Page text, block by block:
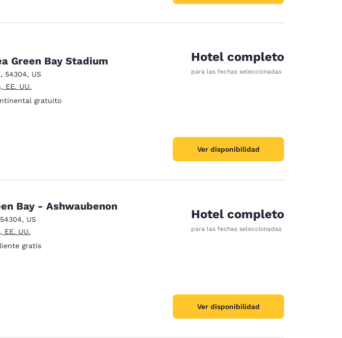
Green Bay Stadium
, 54304, US
EE. UU.
gratuito
667 reseñas
Hotel completo
para las fechas seleccionadas
Ver disponibilidad
Quality Inn & Suites Green Bay - Ashwaubenon
54304, US
EE. UU.
gratis
1073 reseñas
Hotel completo
para las fechas seleccionadas
Ver disponibilidad